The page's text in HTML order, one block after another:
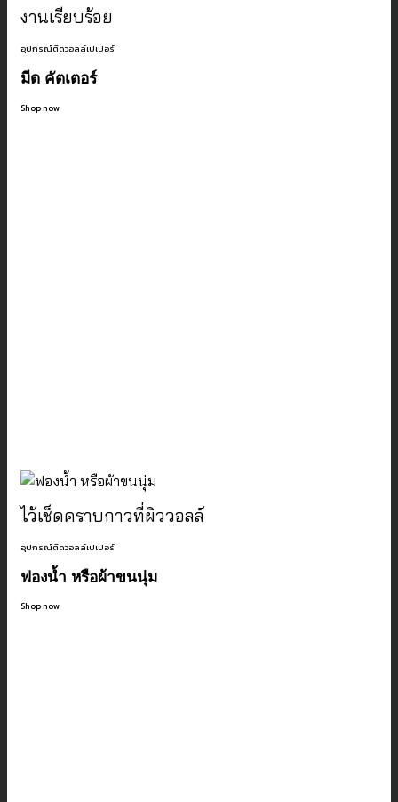
งานเรียบร้อย
อุปกรณ์ติดวอลล์เปเปอร์
มีด คัตเตอร์
Shop now
ไว้เช็ดคราบกาวที่ผิววอลล์
อุปกรณ์ติดวอลล์เปเปอร์
ฟองน้ำ หรือผ้าขนนุ่ม
Shop now